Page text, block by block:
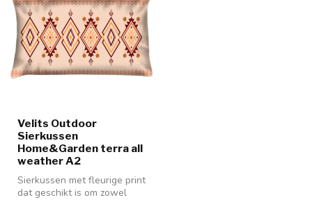
Velits Outdoor
Sierkussen
Home&Garden terra all
weather A2
Sierkussen met fleurige print
dat geschikt is om zowel